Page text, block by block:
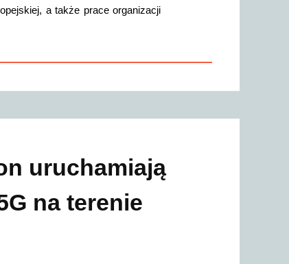
a także prace organizacji
uruchamiają
na terenie